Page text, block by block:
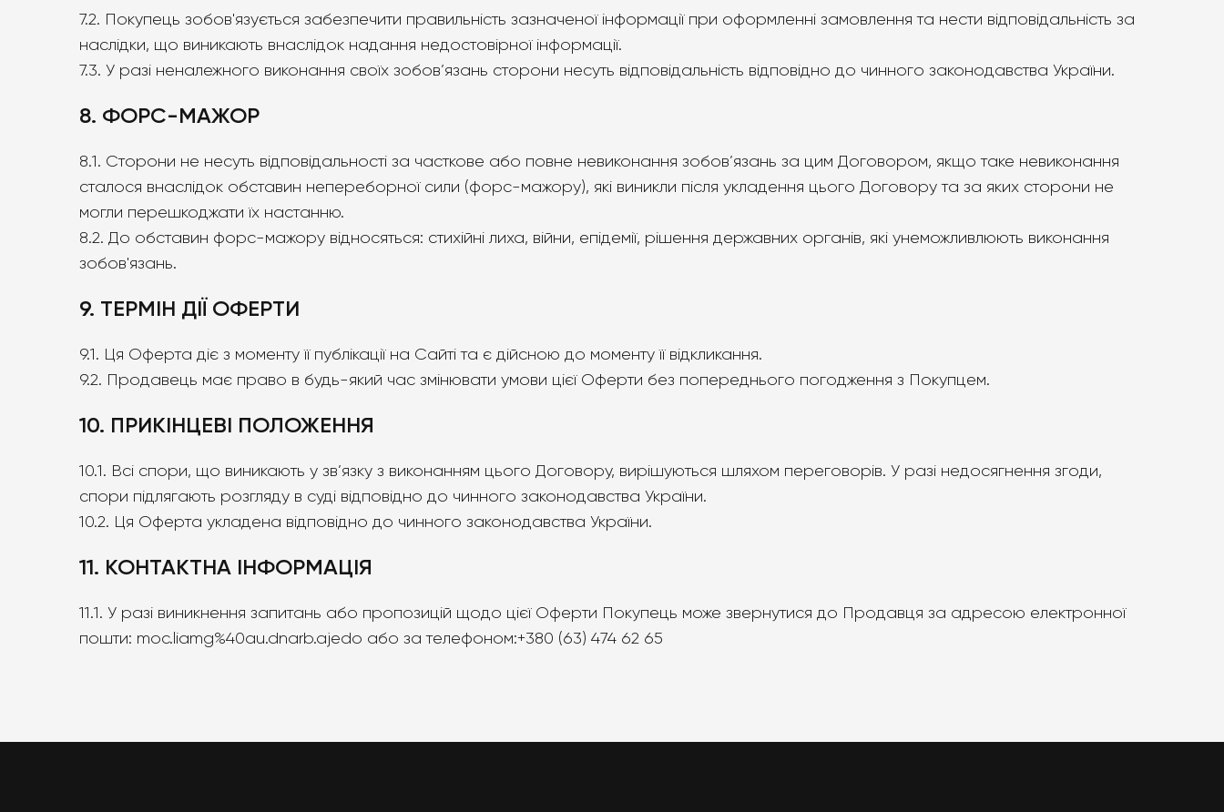
7.2. Покупець зобов'язується забезпечити правильність зазначеної інформації при оформленні замовлення та нести відповідальність за
наслідки, що виникають внаслідок надання недостовірної інформації.
7.3. У разі неналежного виконання своїх зобов’язань сторони несуть відповідальність відповідно до чинного законодавства України.
8. ФОРС-МАЖОР
8.1. Сторони не несуть відповідальності за часткове або повне невиконання зобов’язань за цим Договором, якщо таке невиконання
сталося внаслідок обставин непереборної сили (форс-мажору), які виникли після укладення цього Договору та за яких сторони не
могли перешкоджати їх настанню.
8.2. До обставин форс-мажору відносяться: стихійні лиха, війни, епідемії, рішення державних органів, які унеможливлюють виконання
зобов'язань.
9. ТЕРМІН ДІЇ ОФЕРТИ
9.1. Ця Оферта діє з моменту її публікації на Сайті та є дійсною до моменту її відкликання.
9.2. Продавець має право в будь-який час змінювати умови цієї Оферти без попереднього погодження з Покупцем.
10. ПРИКІНЦЕВІ ПОЛОЖЕННЯ
10.1. Всі спори, що виникають у зв’язку з виконанням цього Договору, вирішуються шляхом переговорів. У разі недосягнення згоди,
спори підлягають розгляду в суді відповідно до чинного законодавства України.
10.2. Ця Оферта укладена відповідно до чинного законодавства України.
11. КОНТАКТНА ІНФОРМАЦІЯ
11.1. У разі виникнення запитань або пропозицій щодо цієї Оферти Покупець може звернутися до Продавця за адресою електронної
пошти: moc.liamg%40au.dnarb.ajedo або за телефоном:+380 (63) 474 62 65